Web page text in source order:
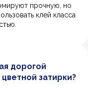
прочную, но
клей класса
дорогой
затирки?